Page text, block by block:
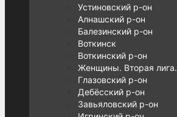
Устиновский р-он
Алнашский р-он
Балезинский р-он
Воткинск
Воткинский р-он
Женщины. Вторая лига.
Глазовский р-он
Дебёсский р-он
Завьяловский р-он